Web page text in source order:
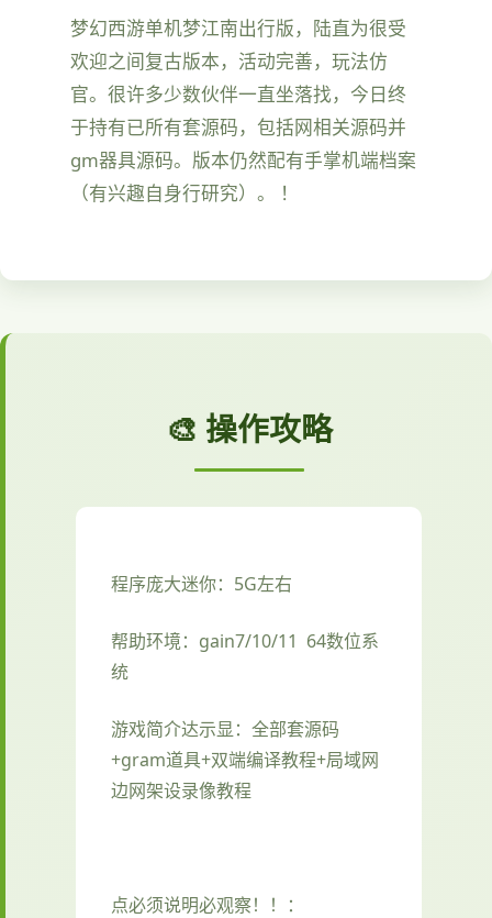
梦幻西游单机梦江南出行版，陆直为很受
欢迎之间复古版本，活动完善，玩法仿
官。很许多少数伙伴一直坐落找，今日终
于持有已所有套源码，包括网相关源码并
gm器具源码。版本仍然配有手掌机端档案
（有兴趣自身行研究）。 ！
🎨 操作攻略
程序庞大迷你：5G左右
帮助环境：gain7/10/11 64数位系
统
游戏简介达示显：全部套源码
+gram道具+双端编译教程+局域网
边网架设录像教程
点必须说明必观察！！：